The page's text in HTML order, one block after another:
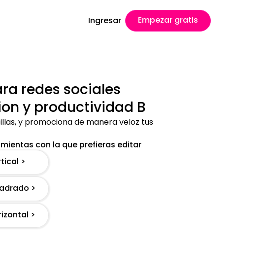
Ingresar Empezar gratis
redes sociales
y productividad B
y promociona de manera veloz tus
con la que prefieras editar
>
>
>